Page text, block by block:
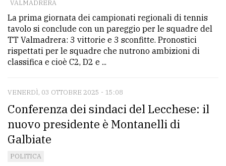
VALMADRERA
La prima giornata dei campionati regionali di tennis
tavolo si conclude con un pareggio per le squadre del
TT Valmadrera: 3 vittorie e 3 sconfitte. Pronostici
rispettati per le squadre che nutrono ambizioni di
classifica e cioè C2, D2 e ...
VENERDÌ, 03 OTTOBRE 2025 - 15:08
Conferenza dei sindaci del Lecchese: il
nuovo presidente è Montanelli di
Galbiate
POLITICA